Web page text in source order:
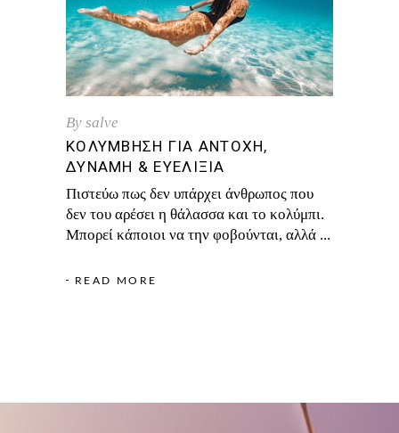
By salve
ΚΟΛΎΜΒΗΣΗ ΓΙΑ ΑΝΤΟΧΉ,
ΔΎΝΑΜΗ & ΕΥΕΛΙΞΊΑ
Πιστεύω πως δεν υπάρχει άνθρωπος που
δεν του αρέσει η θάλασσα και το κολύμπι.
Μπορεί κάποιοι να την φοβούνται, αλλά
READ MORE